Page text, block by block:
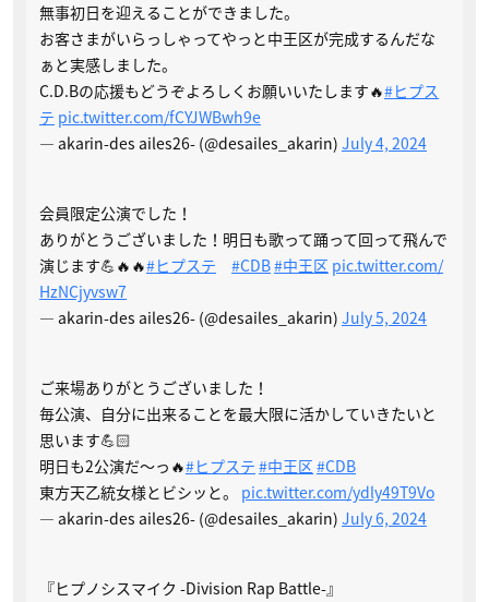
無事初日を迎えることができました。
お客さまがいらっしゃってやっと中王区が完成するんだな
ぁと実感しました。
C.D.Bの応援もどうぞよろしくお願いいたします🔥#ヒプス
テ pic.twitter.com/fCYJWBwh9e
— akarin-des ailes26- (@desailes_akarin) July 4, 2024
会員限定公演でした！
ありがとうございました！明日も歌って踊って回って飛んで
演じます💪🔥🔥#ヒプステ #CDB#中王区 pic.twitter.com/
HzNCjyvsw7
— akarin-des ailes26- (@desailes_akarin) July 5, 2024
ご来場ありがとうございました！
毎公演、自分に出来ることを最大限に活かしていきたいと
思います💪🏻
明日も2公演だ〜っ🔥#ヒプステ #中王区 #CDB
東方天乙統女様とビシッと。 pic.twitter.com/ydly49T9Vo
— akarin-des ailes26- (@desailes_akarin) July 6, 2024
『ヒプノシスマイク -Division Rap Battle-』